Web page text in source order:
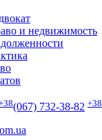
и недвижимость
(067) 732-38-82 +38